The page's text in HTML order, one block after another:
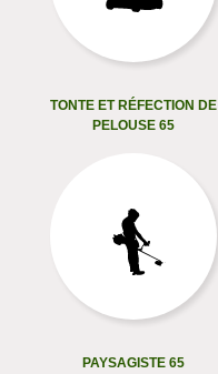
TONTE ET RÉFECTION DE
PELOUSE 65
PAYSAGISTE 65